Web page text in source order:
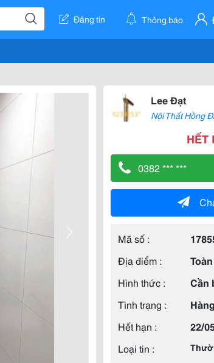
Đăng tin Thông báo
Lee Đạt
Nội Thất Hồng
HẾT
0382 *** ***
Mã số :
Địa điểm :
Hình thức :
Cần
Tình trạng :
Hết hạn :
22/
Loại tin :